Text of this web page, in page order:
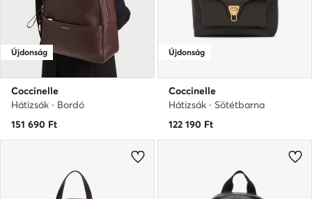
Újdonság
Coccinelle
Hátizsák · Bordó
151 690 Ft
Újdonság
Coccinelle
Hátizsák · Sötétbarna
122 190 Ft